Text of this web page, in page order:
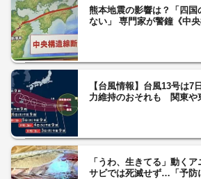
熊本地震の影響は？「四
ない」 専門家が警鐘《中
【台風情報】台風13号は
力維持のおそれも 関東や
「うわ、生きてる」動く
サビでは死滅せず…「予防